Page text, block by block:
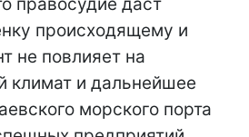
происходящему и
не повлияет на
климат и дальнейшее
морского порта